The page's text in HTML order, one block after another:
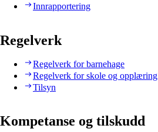
Innrapportering
Regelverk
Regelverk for barnehage
Regelverk for skole og opplæring
Tilsyn
Kompetanse og tilskudd